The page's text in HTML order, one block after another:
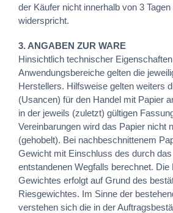
der Käufer nicht innerhalb von 3
widerspricht.
3. ANGABEN ZUR WARE
Hinsichtlich technischer
Anwendungsbereiche gelten die
Herstellers. Hilfsweise gelten weiters
(Usancen) für den Handel mit Papier
in der jeweils (zuletzt) gültigen
Vereinbarungen wird das Papier nicht
(gehobelt). Bei nachbeschnittenem
Gewicht mit Einschluss des durch
entstandenen Wegfalls berechnet. Die
Gewichtes erfolgt auf Grund des
Riesgewichtes. Im Sinne der
verstehen sich die in der